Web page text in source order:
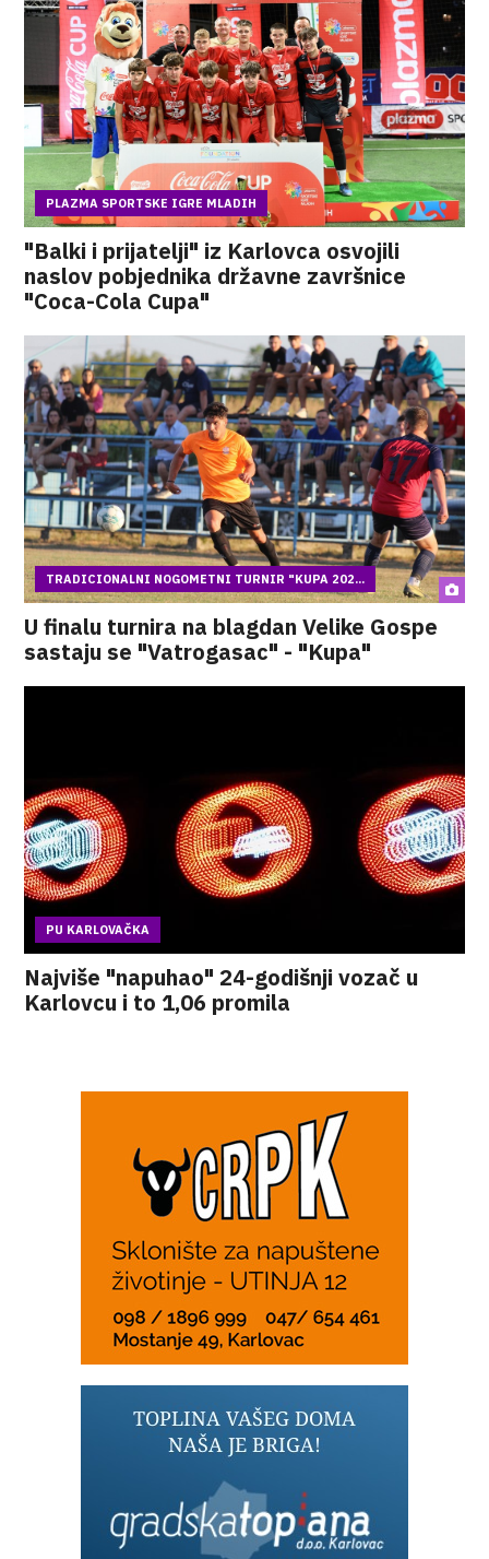
PLAZMA SPORTSKE IGRE MLADIH
"Balki i prijatelji" iz Karlovca osvojili
naslov pobjednika državne završnice
"Coca-Cola Cupa"
TRADICIONALNI NOGOMETNI TURNIR "KUPA 202...
U finalu turnira na blagdan Velike Gospe
sastaju se "Vatrogasac" - "Kupa"
PU KARLOVAČKA
Najviše "napuhao" 24-godišnji vozač u
Karlovcu i to 1,06 promila